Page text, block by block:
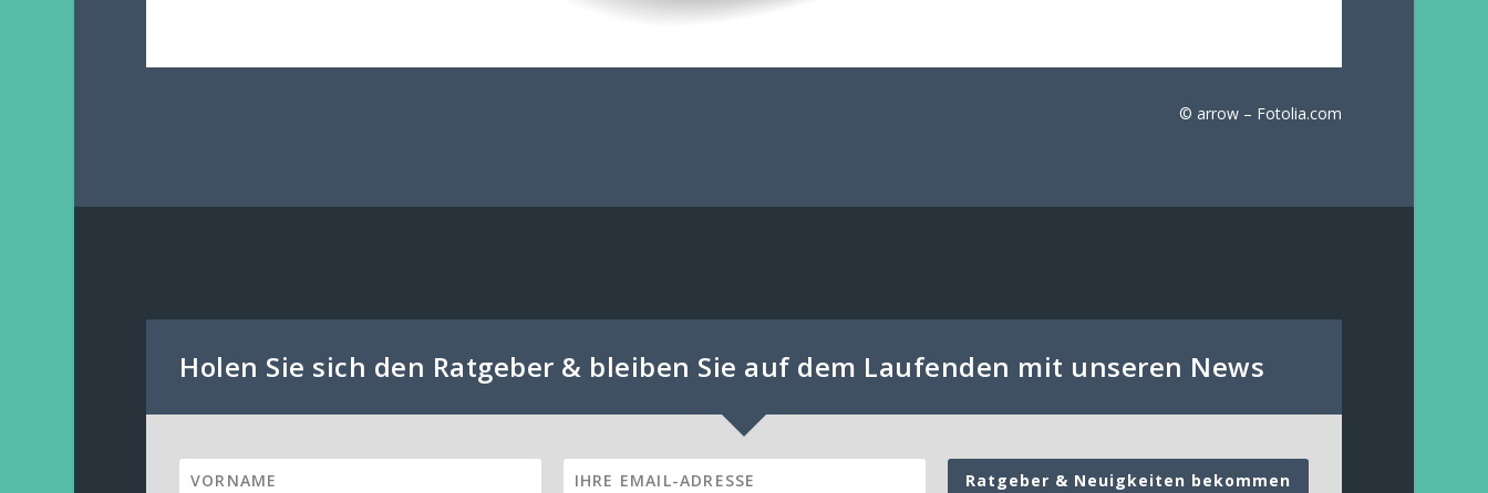
© arrow – Fotolia.com
Holen Sie sich den Ratgeber & bleiben Sie auf dem Laufenden mit unseren News
Ratgeber & Neuigkeiten bekommen